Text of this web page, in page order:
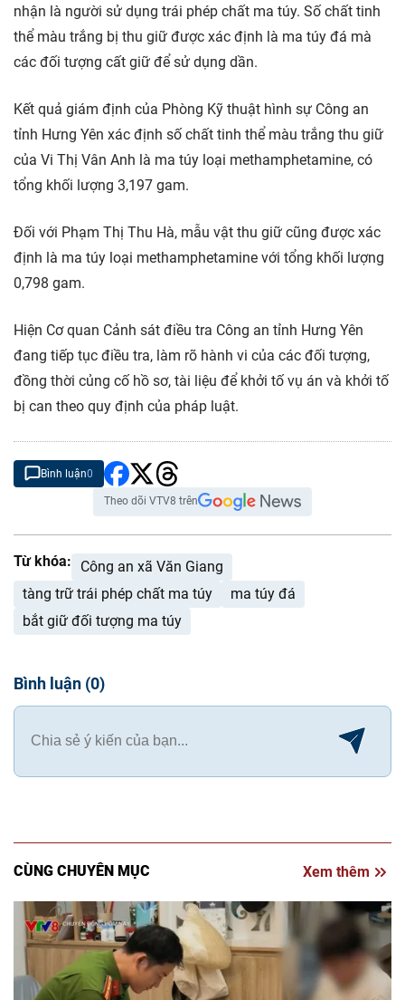
nhận là người sử dụng trái phép chất ma túy. Số chất tinh
thể màu trắng bị thu giữ được xác định là ma túy đá mà
các đối tượng cất giữ để sử dụng dần.
Kết quả giám định của Phòng Kỹ thuật hình sự Công an
tỉnh Hưng Yên xác định số chất tinh thể màu trắng thu giữ
của Vi Thị Vân Anh là ma túy loại methamphetamine, có
tổng khối lượng 3,197 gam.
Đối với Phạm Thị Thu Hà, mẫu vật thu giữ cũng được xác
định là ma túy loại methamphetamine với tổng khối lượng
0,798 gam.
Hiện Cơ quan Cảnh sát điều tra Công an tỉnh Hưng Yên
đang tiếp tục điều tra, làm rõ hành vi của các đối tượng,
đồng thời củng cố hồ sơ, tài liệu để khởi tố vụ án và khởi tố
bị can theo quy định của pháp luật.
Bình luận0
Theo dõi VTV8 trên
Từ khóa:
Công an xã Văn Giang
tàng trữ trái phép chất ma túy
ma túy đá
bắt giữ đối tượng ma túy
Bình luận (0)
CÙNG CHUYÊN MỤC Xem thêm